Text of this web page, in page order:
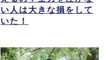
い人は大きな損をして
いた！